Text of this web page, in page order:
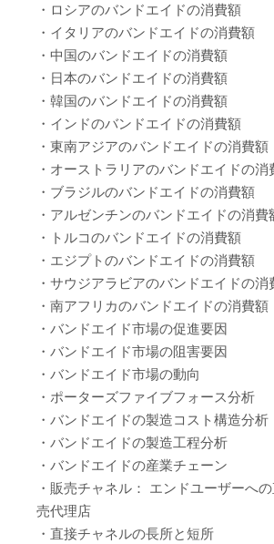
・ロシアのバンドエイドの消費額
・イタリアのバンドエイドの消費額
・中国のバンドエイドの消費額
・日本のバンドエイドの消費額
・韓国のバンドエイドの消費額
・インドのバンドエイドの消費額
・東南アジアのバンドエイドの消費額
・オーストラリアのバンドエイドの消
・ブラジルのバンドエイドの消費額
・アルゼンチンのバンドエイドの消費
・トルコのバンドエイドの消費額
・エジプトのバンドエイドの消費額
・サウジアラビアのバンドエイドの消
・南アフリカのバンドエイドの消費額
・バンドエイド市場の促進要因
・バンドエイド市場の阻害要因
・バンドエイド市場の動向
・ポーターズファイブフォース分析
・バンドエイドの製造コスト構造分析
・バンドエイドの製造工程分析
・バンドエイドの産業チェーン
・販売チャネル： エンドユーザーへ
売代理店
・直接チャネルの長所と短所